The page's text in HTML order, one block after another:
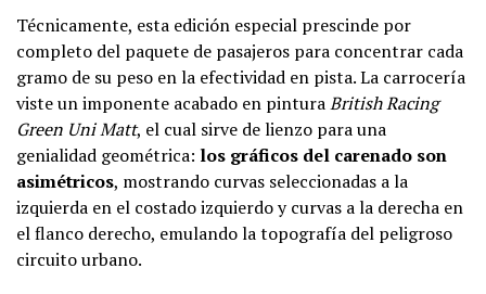
Técnicamente, esta edición especial prescinde por
completo del paquete de pasajeros para concentrar cada
gramo de su peso en la efectividad en pista. La carrocería
viste un imponente acabado en pinturaBritish Racing
Green Uni Matt, el cual sirve de lienzo para una
genialidad geométrica: los gráficos del carenado son
asimétricos, mostrando curvas seleccionadas a la
izquierda en el costado izquierdo y curvas a la derecha en
el flanco derecho, emulando la topografía del peligroso
circuito urbano.